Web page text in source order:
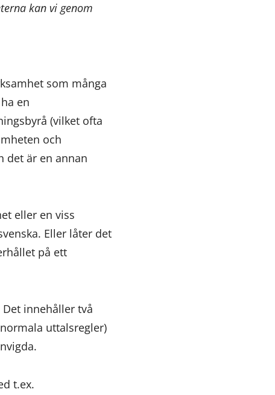
kan vi genom
som många
en
(vilket ofta
och
det är en annan
eller en viss
Eller låter det
på ett
innehåller två
uttalsregler)
t.ex.